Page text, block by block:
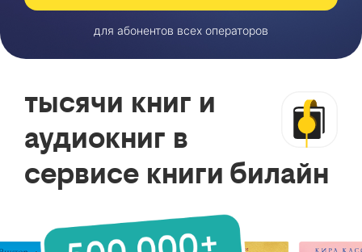
для абонентов всех операторов
тысячи книг и
аудиокниг в
сервисе книги билайн